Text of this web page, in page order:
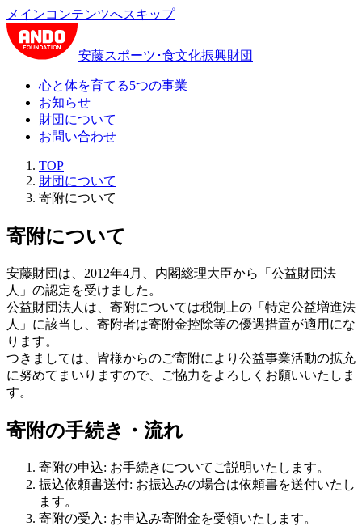
メインコンテンツへスキップ
安藤スポーツ･食文化振興財団
心と体を育てる5つの事業
お知らせ
財団について
お問い合わせ
TOP
財団について
寄附について
寄附について
安藤財団は、2012年4月、内閣総理大臣から「公益財団法
人」の認定を受けました。
公益財団法人は、寄附については税制上の「特定公益増進法
人」に該当し、寄附者は寄附金控除等の優遇措置が適用にな
ります。
つきましては、皆様からのご寄附により公益事業活動の拡充
に努めてまいりますので、ご協力をよろしくお願いいたしま
す。
寄附の手続き・流れ
寄附の申込: お手続きについてご説明いたします。
振込依頼書送付: お振込みの場合は依頼書を送付いたし
ます。
寄附の受入: お申込み寄附金を受領いたします。